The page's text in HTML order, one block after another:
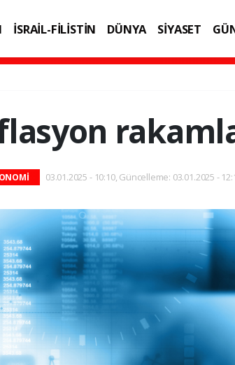
İSRAİL-FİLİSTİN DÜNYA SİYASET
03.01.2025 - 10:10, Güncelleme: 03.01.2025 -